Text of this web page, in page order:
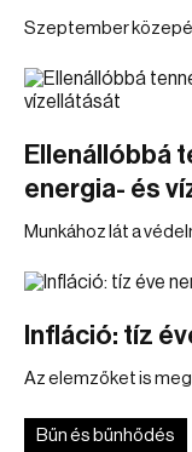
Szeptember
Ellenállóbbá
energia- és
Munkához lát a
Infláció: tíz
Az elemzőket is
Bűn és bűnhődés